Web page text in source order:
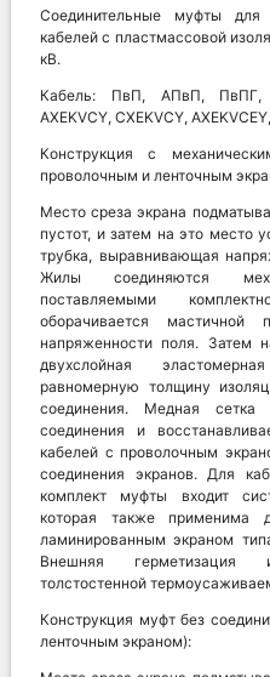
Соединительные муфты для
кабелей с пластмассовой
кВ.
Кабель: ПвП, АПвП, ПвПГ,
AXEKVCY, CXEKVCY,
Конструкция с
проволочным и ленточным
Место среза экрана
пустот, и затем на это место
трубка, выравнивающая
Жилы соединяются
поставляемыми
оборачивается мастичной
напряженности поля. Затем
двухслойная
равномерную толщину
соединения. Медная сетка
соединения и
кабелей с проволочным
соединения экранов. Для
комплект муфты входит
которая также применима
ламинированным экраном
Внешняя герметизация
толстостенной
Конструкция муфт без
ленточным экраном):